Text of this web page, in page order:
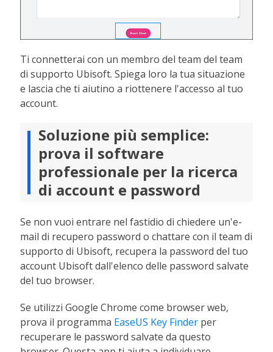
Ti connetterai con un membro del team del team
di supporto Ubisoft. Spiega loro la tua situazione
e lascia che ti aiutino a riottenere l'accesso al tuo
account.
Soluzione più semplice:
prova il software
professionale per la ricerca
di account e password
Se non vuoi entrare nel fastidio di chiedere un'e-
mail di recupero password o chattare con il team di
supporto di Ubisoft, recupera la password del tuo
account Ubisoft dall'elenco delle password salvate
del tuo browser.
Se utilizzi Google Chrome come browser web,
prova il programma EaseUS Key Finder per
recuperare le password salvate da questo